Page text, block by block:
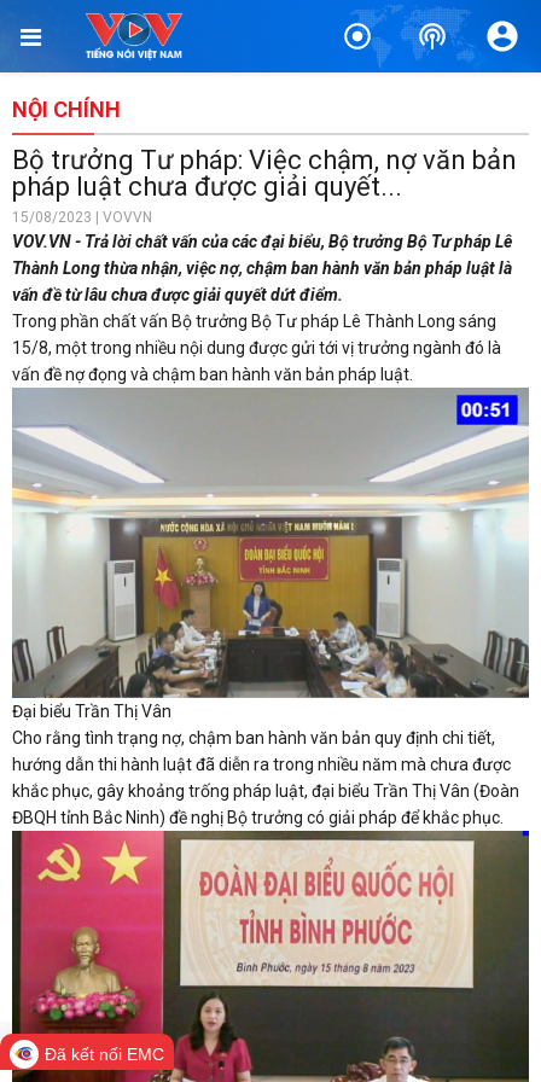
NỘI CHÍNH
Bộ trưởng Tư pháp: Việc chậm, nợ văn bản
pháp luật chưa được giải quyết...
15/08/2023 | VOVVN
VOV.VN - Trả lời chất vấn của các đại biểu, Bộ trưởng Bộ Tư pháp Lê
Thành Long thừa nhận, việc nợ, chậm ban hành văn bản pháp luật là
vấn đề từ lâu chưa được giải quyết dứt điểm.
Trong phần chất vấn Bộ trưởng Bộ Tư pháp Lê Thành Long sáng
15/8, một trong nhiều nội dung được gửi tới vị trưởng ngành đó là
vấn đề nợ đọng và chậm ban hành văn bản pháp luật.
Đại biểu Trần Thị Vân
Cho rằng tình trạng nợ, chậm ban hành văn bản quy định chi tiết,
hướng dẫn thi hành luật đã diễn ra trong nhiều năm mà chưa được
khắc phục, gây khoảng trống pháp luật, đại biểu Trần Thị Vân (Đoàn
ĐBQH tỉnh Bắc Ninh) đề nghị Bộ trưởng có giải pháp để khắc phục.
Đã kết nối EMC